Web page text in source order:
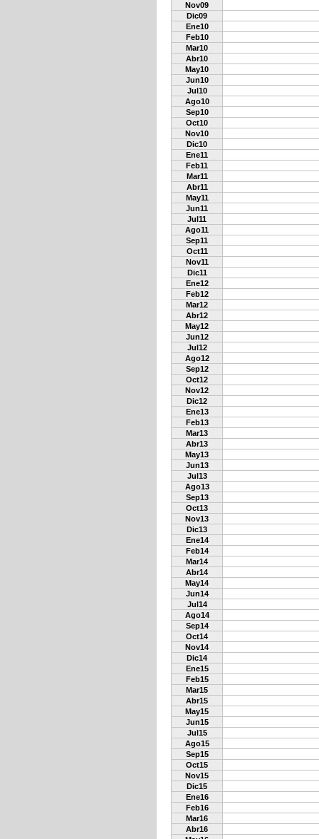
Nov09
Dic09
Ene10
Feb10
Mar10
Abr10
May10
Jun10
Jul10
Ago10
Sep10
Oct10
Nov10
Dic10
Ene11
Feb11
Mar11
Abr11
May11
Jun11
Jul11
Ago11
Sep11
Oct11
Nov11
Dic11
Ene12
Feb12
Mar12
Abr12
May12
Jun12
Jul12
Ago12
Sep12
Oct12
Nov12
Dic12
Ene13
Feb13
Mar13
Abr13
May13
Jun13
Jul13
Ago13
Sep13
Oct13
Nov13
Dic13
Ene14
Feb14
Mar14
Abr14
May14
Jun14
Jul14
Ago14
Sep14
Oct14
Nov14
Dic14
Ene15
Feb15
Mar15
Abr15
May15
Jun15
Jul15
Ago15
Sep15
Oct15
Nov15
Dic15
Ene16
Feb16
Mar16
Abr16